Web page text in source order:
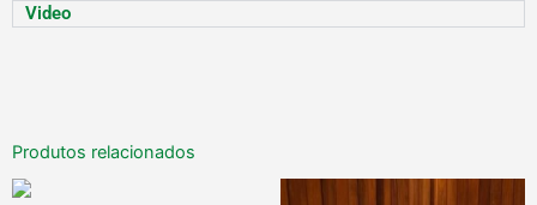
Video
Produtos relacionados